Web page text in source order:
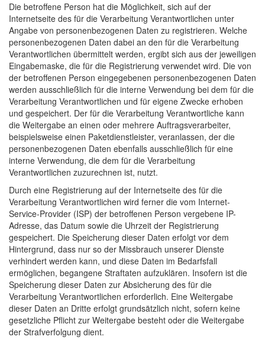
Die betroffene Person hat die Möglichkeit, sich auf der
Internetseite des für die Verarbeitung Verantwortlichen unter
Angabe von personenbezogenen Daten zu registrieren. Welche
personenbezogenen Daten dabei an den für die Verarbeitung
Verantwortlichen übermittelt werden, ergibt sich aus der jeweiligen
Eingabemaske, die für die Registrierung verwendet wird. Die von
der betroffenen Person eingegebenen personenbezogenen Daten
werden ausschließlich für die interne Verwendung bei dem für die
Verarbeitung Verantwortlichen und für eigene Zwecke erhoben
und gespeichert. Der für die Verarbeitung Verantwortliche kann
die Weitergabe an einen oder mehrere Auftragsverarbeiter,
beispielsweise einen Paketdienstleister, veranlassen, der die
personenbezogenen Daten ebenfalls ausschließlich für eine
interne Verwendung, die dem für die Verarbeitung
Verantwortlichen zuzurechnen ist, nutzt.
Durch eine Registrierung auf der Internetseite des für die
Verarbeitung Verantwortlichen wird ferner die vom Internet-
Service-Provider (ISP) der betroffenen Person vergebene IP-
Adresse, das Datum sowie die Uhrzeit der Registrierung
gespeichert. Die Speicherung dieser Daten erfolgt vor dem
Hintergrund, dass nur so der Missbrauch unserer Dienste
verhindert werden kann, und diese Daten im Bedarfsfall
ermöglichen, begangene Straftaten aufzuklären. Insofern ist die
Speicherung dieser Daten zur Absicherung des für die
Verarbeitung Verantwortlichen erforderlich. Eine Weitergabe
dieser Daten an Dritte erfolgt grundsätzlich nicht, sofern keine
gesetzliche Pflicht zur Weitergabe besteht oder die Weitergabe
der Strafverfolgung dient.